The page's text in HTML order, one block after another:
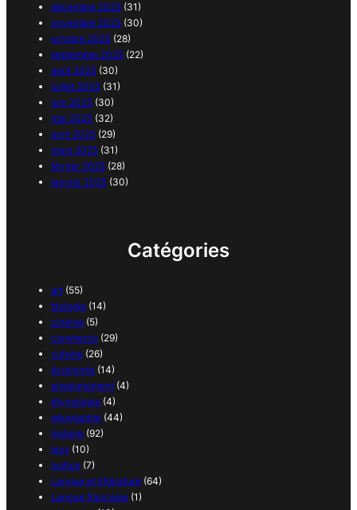
décembre 2025 (31)
novembre 2025 (30)
octobre 2025 (28)
septembre 2025 (22)
août 2025 (30)
juillet 2025 (31)
juin 2025 (30)
mai 2025 (32)
avril 2025 (29)
mars 2025 (31)
février 2025 (28)
janvier 2025 (30)
Catégories
art (55)
biologie (14)
cinéma (5)
commerce (29)
cuisine (26)
économie (14)
enseignement (4)
étymologie (4)
géographie (44)
histoire (92)
jeux (10)
justice (7)
Langue et littérature (64)
Langue française (1)